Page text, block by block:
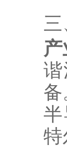
备‌
特